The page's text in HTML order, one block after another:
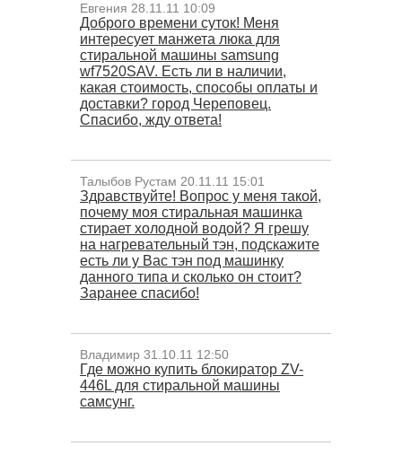
Евгения 28.11.11 10:09
Доброго времени суток! Меня
интересует манжета люка для
стиральной машины samsung
wf7520SAV. Есть ли в наличии,
какая стоимость, способы оплаты и
доставки? город Череповец.
Спасибо, жду ответа!
Талыбов Рустам 20.11.11 15:01
Здравствуйте! Вопрос у меня такой,
почему моя стиральная машинка
стирает холодной водой? Я грешу
на нагревательный тэн, подскажите
есть ли у Вас тэн под машинку
данного типа и сколько он стоит?
Заранее спасибо!
Владимир 31.10.11 12:50
Где можно купить блокиратор ZV-
446L для стиральной машины
самсунг.